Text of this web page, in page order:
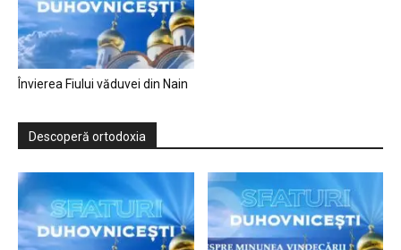
Învierea Fiului văduvei din Nain
Descoperă ortodoxia